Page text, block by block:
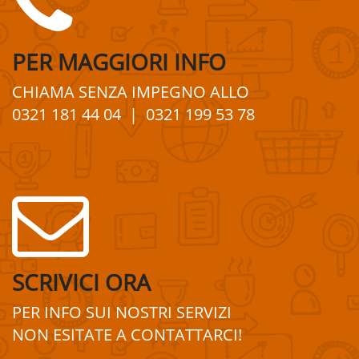
PERMAGGIORI INFO
CHIAMA SENZA IMPEGNOALLO
0321 181 44 04 | 0321 199 53 78
SCRIVICI ORA
PER INFO SUINOSTRI SERVIZI
NON ESITATE A CONTATTARCI!